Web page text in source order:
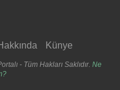
Künye
- Tüm Hakları Saklıdır. Ne